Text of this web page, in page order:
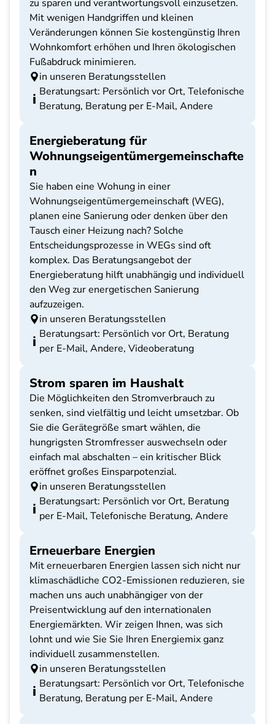
zu sparen und verantwortungsvoll einzusetzen.
Mit wenigen Handgriffen und kleinen
Veränderungen können Sie kostengünstig Ihren
Wohnkomfort erhöhen und Ihren ökologischen
Fußabdruck minimieren.
in unseren Beratungsstellen
Beratungsart: Persönlich vor Ort, Telefonische
Beratung, Beratung per E-Mail, Andere
Energieberatung für
Wohnungseigentümergemeinschafte
n
Sie haben eine Wohung in einer
Wohnungseigentümergemeinschaft (WEG),
planen eine Sanierung oder denken über den
Tausch einer Heizung nach? Solche
Entscheidungsprozesse in WEGs sind oft
komplex. Das Beratungsangebot der
Energieberatung hilft unabhängig und individuell
den Weg zur energetischen Sanierung
aufzuzeigen.
in unseren Beratungsstellen
Beratungsart: Persönlich vor Ort, Beratung
per E-Mail, Andere, Videoberatung
Strom sparen im Haushalt
Die Möglichkeiten den Stromverbrauch zu
senken, sind vielfältig und leicht umsetzbar. Ob
Sie die Gerätegröße smart wählen, die
hungrigsten Stromfresser auswechseln oder
einfach mal abschalten – ein kritischer Blick
eröffnet großes Einsparpotenzial.
in unseren Beratungsstellen
Beratungsart: Persönlich vor Ort, Beratung
per E-Mail, Telefonische Beratung, Andere
Erneuerbare Energien
Mit erneuerbaren Energien lassen sich nicht nur
klimaschädliche CO2-Emissionen reduzieren, sie
machen uns auch unabhängiger von der
Preisentwicklung auf den internationalen
Energiemärkten. Wir zeigen Ihnen, was sich
lohnt und wie Sie Sie Ihren Energiemix ganz
individuell zusammenstellen.
in unseren Beratungsstellen
Beratungsart: Persönlich vor Ort, Telefonische
Beratung, Beratung per E-Mail, Andere